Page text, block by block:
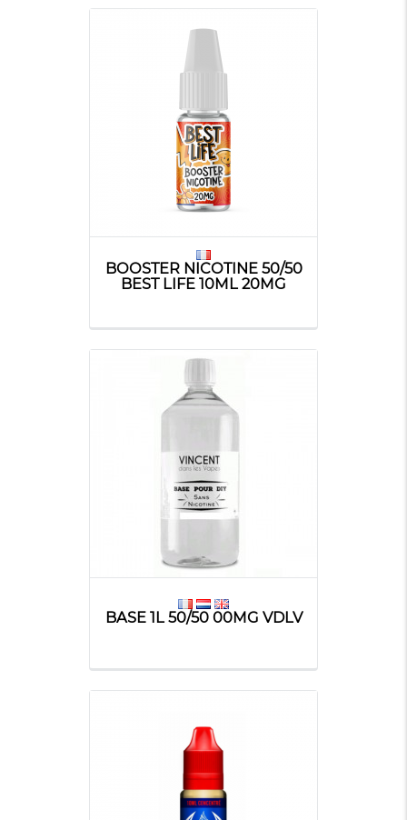
BOOSTER NICOTINE 50/50
BEST LIFE 10ML 20MG
BASE 1L 50/50 00MG VDLV